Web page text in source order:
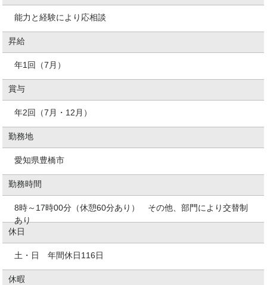
能力と経験により応相談
昇給
年1回（7月）
賞与
年2回（7月・12月）
勤務地
愛知県豊橋市
勤務時間
8時～17時00分（休憩60分あり） その他、部門により交替制
あり
休日
土・日 年間休日116日
休暇